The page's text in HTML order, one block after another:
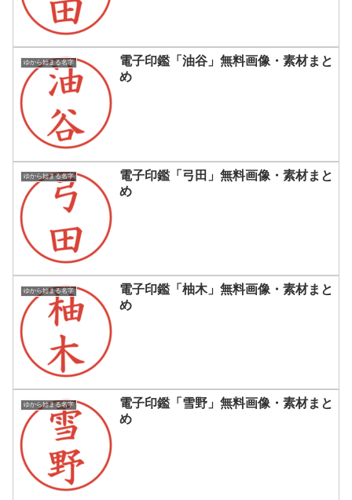
ゆから始まる名字
電子印鑑「油谷」無料画像・素材まと
め
ゆから始まる名字
電子印鑑「弓田」無料画像・素材まと
め
ゆから始まる名字
電子印鑑「柚木」無料画像・素材まと
め
ゆから始まる名字
電子印鑑「雪野」無料画像・素材まと
め